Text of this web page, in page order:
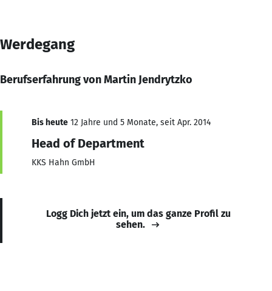
Werdegang
Berufserfahrung von Martin Jendrytzko
Bis heute 12 Jahre und 5 Monate, seit Apr. 2014
Head of Department
KKS Hahn GmbH
Logg Dich jetzt ein, um das ganze Profil zu
sehen.